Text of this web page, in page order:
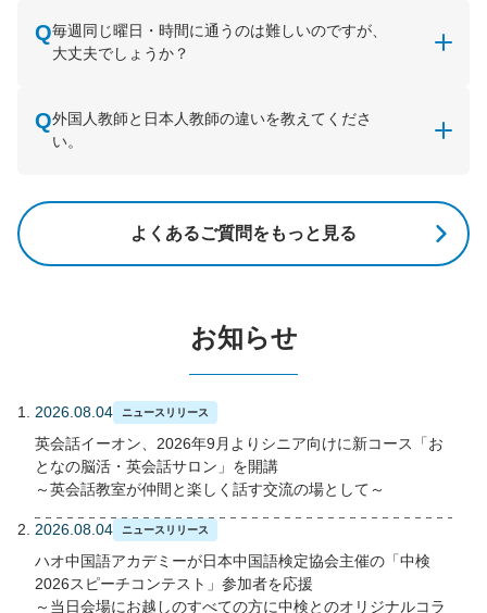
毎週同じ曜日・時間に通うのは難しいのですが、
大丈夫でしょうか？
外国人教師と日本人教師の違いを教えてくださ
い。
よくあるご質問をもっと見る
お知らせ
2026.08.04 ニュースリリース
英会話イーオン、2026年9月よりシニア向けに新コース「お
となの脳活・英会話サロン」を開講
～英会話教室が仲間と楽しく話す交流の場として～
2026.08.04 ニュースリリース
ハオ中国語アカデミーが日本中国語検定協会主催の「中検
2026スピーチコンテスト」参加者を応援
～当日会場にお越しのすべての方に中検とのオリジナルコラ